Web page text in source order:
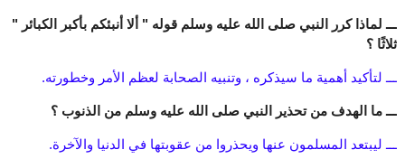
ـــ لماذا كرر النبي صلى الله عليه وسلم قوله " ألا أنبئكم بأكبر الكبائر "
ثلاثًا ؟
ـــ لتأكيد أهمية ما سيذكره ، وتنبيه الصحابة لعظم الأمر وخطورته.
ـــ ما الهدف من تحذير النبي صلى الله عليه وسلم من الذنوب ؟
ـــ ليبتعد المسلمون عنها ويحذروا من عقوبتها في الدنيا والآخرة.